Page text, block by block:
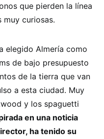
que pierden la línea
curiosas.
elegido Almería como
de bajo presupuesto
de la tierra que van
a esta ciudad. Muy
y los spaguetti
en una noticia
ha tenido su